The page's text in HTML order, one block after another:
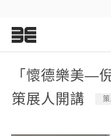
「懷德樂美—
策展人開講